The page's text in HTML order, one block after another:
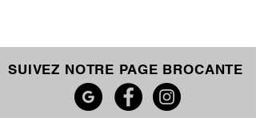
SUIVEZ NOTRE PAGE BROCANTE